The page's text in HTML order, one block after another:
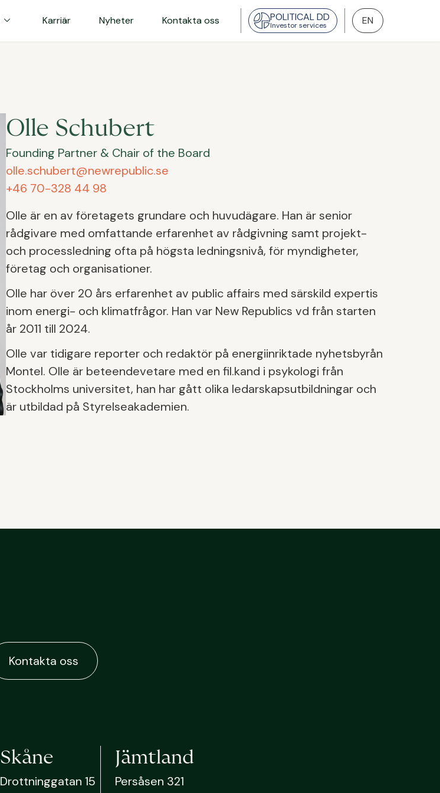
expand_more Karriär Nyheter Kontakta oss POLITICAL DD
Investor services EN
Olle Schubert
Founding Partner & Chair of the Board
olle.schubert@newrepublic.se
+46 70-328 44 98
Olle är en av företagets grundare och huvudägare. Han är senior
rådgivare med omfattande erfarenhet av rådgivning samt projekt-
och processledning ofta på högsta ledningsnivå, för myndigheter,
företag och organisationer.
Olle har över 20 års erfarenhet av public affairs med särskild expertis
inom energi- och klimatfrågor. Han var New Republics vd från starten
år 2011 till 2024.
Olle var tidigare reporter och redaktör på energiinriktade nyhetsbyrån
Montel. Olle är beteendevetare med en fil.kand i psykologi från
Stockholms universitet, han har gått olika ledarskapsutbildningar och
är utbildad på Styrelseakademien.
Kontakta oss
Skåne
Drottninggatan 15
Jämtland
Persåsen 321